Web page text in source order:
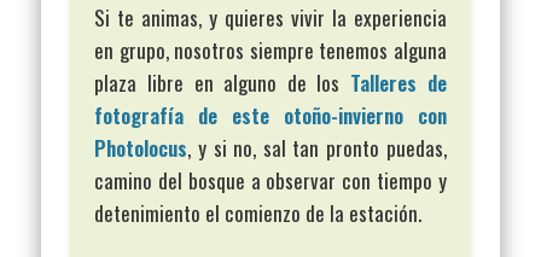
Si te animas, y quieres vivir la experiencia
en grupo, nosotros siempre tenemos alguna
plaza libre en alguno de los Talleres de
fotografía de este otoño-invierno con
Photolocus, y si no, sal tan pronto puedas,
camino del bosque a observar con tiempo y
detenimiento el comienzo de la estación.